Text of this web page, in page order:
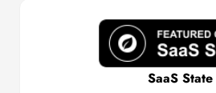
SaaS State